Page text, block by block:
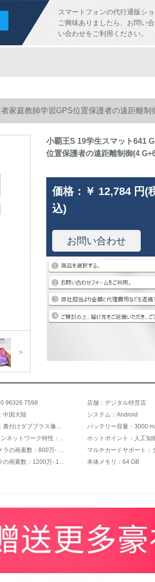
スマートフォンの代行通販シ
ご興味ありましたら、お問い
い合わせをご利用ください。
家庭教師学習GPS位置保護者の遠距離制
>
小覇王S 19学生スマット641
位置保護者の遠距離制御(4
価格： ￥ 12,784 円(
込)
お問い合わせ
96326 7598
店舗：デジタル特営店
中国大陸
システム：Android
写真の特徴：裏付けダブブラス像頭、スマートな写真撮影、プリブカメラ頭
4 Gアクションネットワーク特性：VOL 4 G通話
フロントカメラの画素数：800万- 1599万
バックカメラの画素数：1200万- 1999万
本体メモリ：64 GB